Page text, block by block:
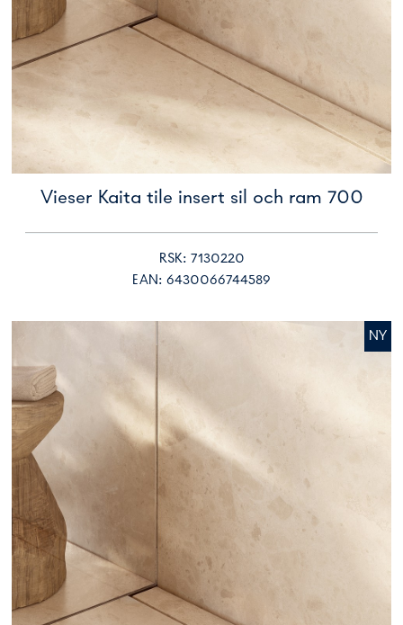
Vieser Kaita tile insert sil och ram 700
RSK: 7130220
EAN: 6430066744589
NY